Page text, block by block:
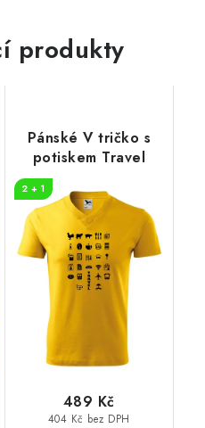
produkty
Pánské V tričko s
potiskem Travel
2 + 1
404 Kč bez DPH
489 Kč